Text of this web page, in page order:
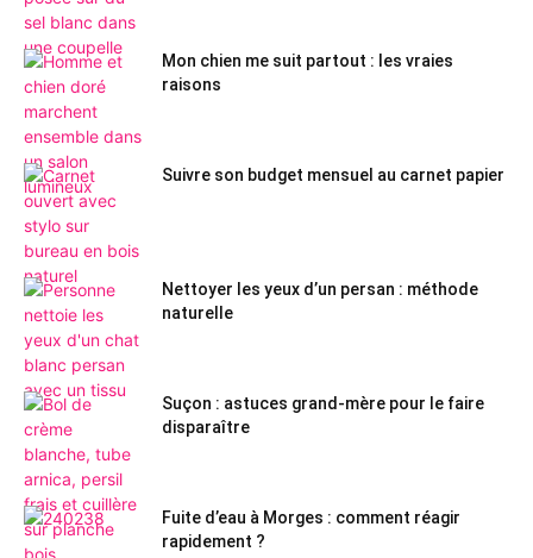
Mon chien me suit partout : les vraies
raisons
Suivre son budget mensuel au carnet papier
Nettoyer les yeux d’un persan : méthode
naturelle
Suçon : astuces grand-mère pour le faire
disparaître
Fuite d’eau à Morges : comment réagir
rapidement ?